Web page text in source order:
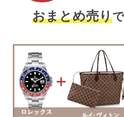
おまとめ売り